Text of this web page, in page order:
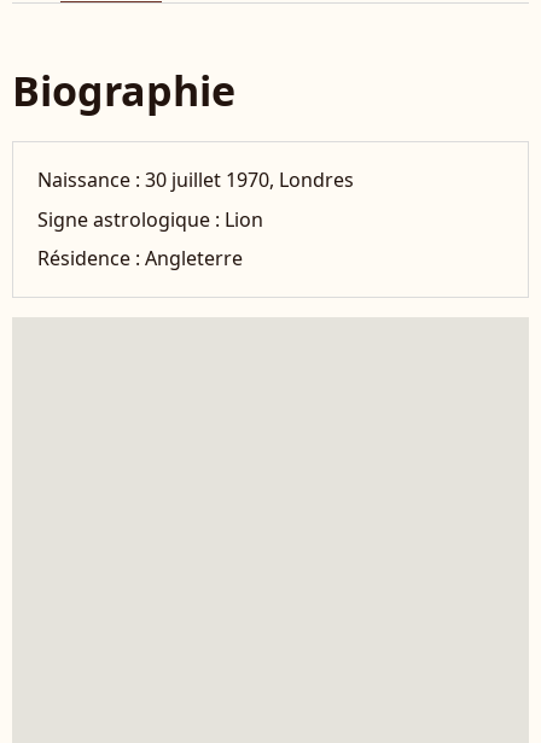
Biographie
Naissance :30 juillet 1970, Londres
Signe astrologique : Lion
Résidence :Angleterre